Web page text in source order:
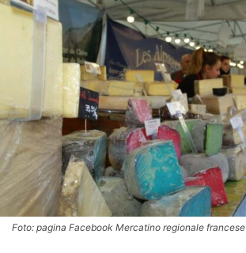
Foto: pagina Facebook Mercatino regionale francese